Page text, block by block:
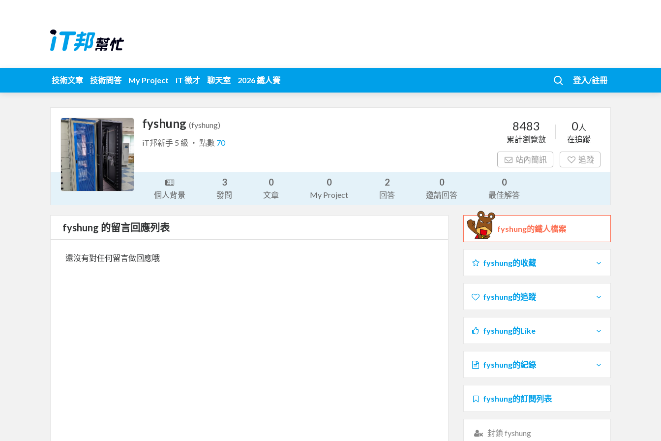
技術文章 技術問答 My Project iT 徵才 聊天室 2026 鐵人賽 登入/註冊
fyshung (fyshung)
iT邦新手 5 級 ‧ 點數 70
8483
累計瀏覽數
0人
在追蹤
站內簡訊 追蹤
個人背景
3
發問
0
文章
0
My Project
2
回答
0
邀請回答
0
最佳解答
fyshung 的留言回應列表
還沒有對任何留言做回應哦
fyshung的鐵人檔案
fyshung的收藏
fyshung的追蹤
fyshung的Like
fyshung的紀錄
fyshung的訂閱列表
封鎖 fyshung